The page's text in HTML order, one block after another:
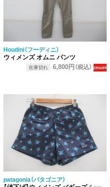
Houdini（フーディニ）
ウィメンズ オムニ パンツ
在庫切れ 6,800円（税込） 29%OFF
patagonia（パタゴニア）